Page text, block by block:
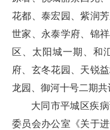
花都、泰宏园、紫润
世家、永泰学府、锦
区、太阳城一期、和
府、玄冬花园、天锐
龙园、御河十号二期共
大同市平城区疾
委员会办公室《关于